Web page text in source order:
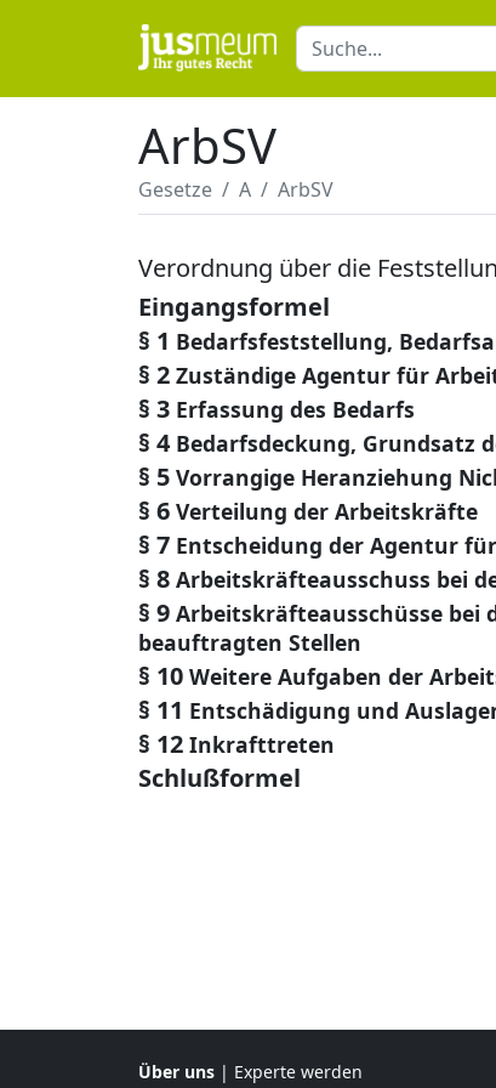
ArbSV
Gesetze A ArbSV
Verordnung über die
Eingangsformel
§ 1 Bedarfsfeststellung,
§ 2 Zuständige Agentur für
§ 3 Erfassung des Bedarfs
§ 4 Bedarfsdeckung, Grundsatz
§ 5 Vorrangige Heranziehung
§ 6 Verteilung der Arbeitskräfte
§ 7 Entscheidung der Agentur
§ 8 Arbeitskräfteausschuss bei
§ 9 Arbeitskräfteausschüsse bei
beauftragten Stellen
§ 10 Weitere Aufgaben der
§ 11 Entschädigung und
§ 12 Inkrafttreten
Schlußformel
Über uns | Experte werden